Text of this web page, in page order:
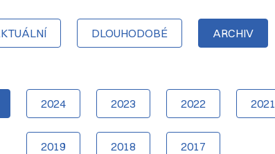
DLOUHODOBÉ ARCHIV
2024 2023 2022 2021
2019 2018 2017